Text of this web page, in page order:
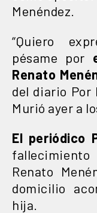
Menéndez.
“Quiero
pésame por
Renato
del diario Por
Murió ayer a
El periódico
Renato
domicilio
hija.